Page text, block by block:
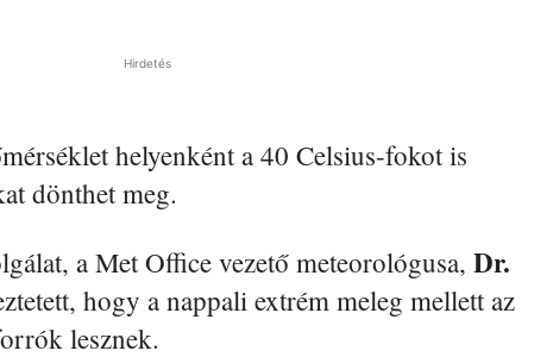
Hirdetés
helyenként a 40 Celsius-fokot is
dönthet meg.
a Met Office vezető meteorológusa, Dr.
hogy a nappali extrém meleg mellett az
lesznek.